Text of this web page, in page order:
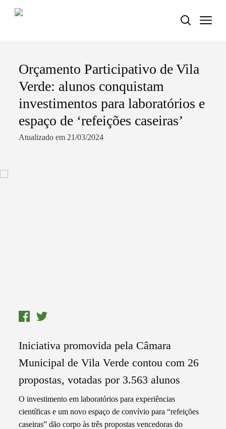
Termo de Pesquisa
Categorias gerais
Orçamento Participativo de Vila
Verde: alunos conquistam
investimentos para laboratórios e
espaço de ‘refeições caseiras’
Atualizado em 21/03/2024
Iniciativa promovida pela Câmara
Municipal de Vila Verde contou com 26
propostas, votadas por 3.563 alunos
O investimento em laboratórios para experiências
científicas e um novo espaço de convívio para “refeições
caseiras” dão corpo às três propostas vencedoras do